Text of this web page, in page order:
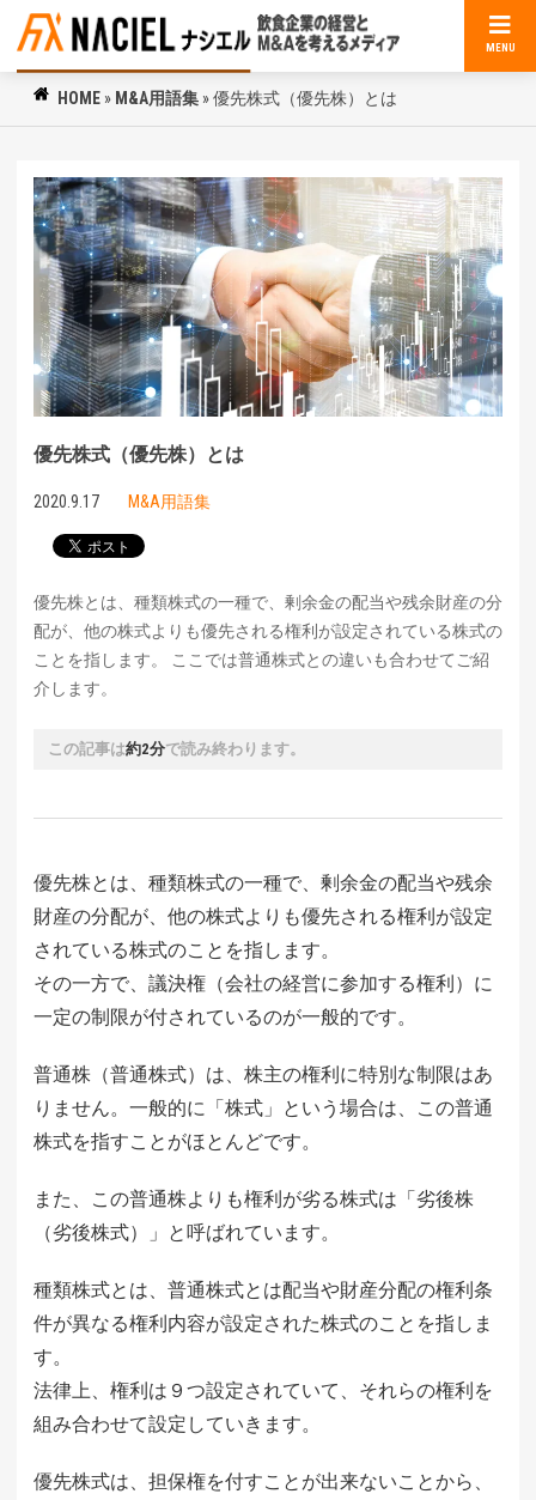
MENU
HOME » M&A用語集 »優先株式（優先株）とは
優先株式（優先株）とは
2020.9.17 M&A用語集
優先株とは、種類株式の一種で、剰余金の配当や残余財産の分
配が、他の株式よりも優先される権利が設定されている株式の
ことを指します。 ここでは普通株式との違いも合わせてご紹
介します。
この記事は約2分で読み終わります。
優先株とは、種類株式の一種で、剰余金の配当や残余
財産の分配が、他の株式よりも優先される権利が設定
されている株式のことを指します。
その一方で、議決権（会社の経営に参加する権利）に
一定の制限が付されているのが一般的です。
普通株（普通株式）は、株主の権利に特別な制限はあ
りません。一般的に「株式」という場合は、この普通
株式を指すことがほとんどです。
また、この普通株よりも権利が劣る株式は「劣後株
（劣後株式）」と呼ばれています。
種類株式とは、普通株式とは配当や財産分配の権利条
件が異なる権利内容が設定された株式のことを指しま
す。
法律上、権利は９つ設定されていて、それらの権利を
組み合わせて設定していきます。
優先株式は、担保権を付すことが出来ないことから、